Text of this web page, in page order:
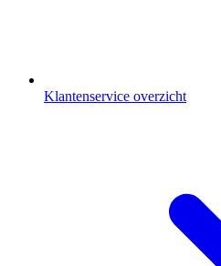
Klantenservice overzicht